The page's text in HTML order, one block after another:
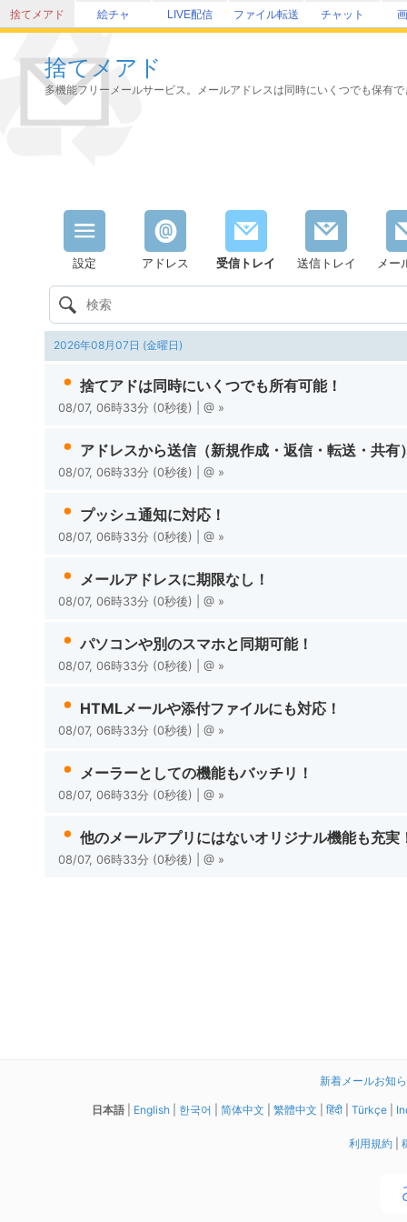
捨てメアド 絵チャ LIVE配信 ファイル転送 チャット
捨てメアド
多機能フリーメールサービス。メールアドレスは同時にいくつでも保有
設定 アドレス 受信トレイ 送信トレイ メー
2026年08月07日 (金曜日)
捨てアドは同時にいくつでも所有可能！
08/07, 06時33分 (0秒後) | @ »
アドレスから送信（新規作成・返信・転送・共有
08/07, 06時33分 (0秒後) | @ »
プッシュ通知に対応！
08/07, 06時33分 (0秒後) | @ »
メールアドレスに期限なし！
08/07, 06時33分 (0秒後) | @ »
パソコンや別のスマホと同期可能！
08/07, 06時33分 (0秒後) | @ »
HTMLメールや添付ファイルにも対応！
08/07, 06時33分 (0秒後) | @ »
メーラーとしての機能もバッチリ！
08/07, 06時33分 (0秒後) | @ »
他のメールアプリにはないオリジナル機能も充実
08/07, 06時33分 (0秒後) | @ »
新着メールお知
日本語 English 한국어 简体中文 繁體中文 हिंदी Türkçe
利用規約